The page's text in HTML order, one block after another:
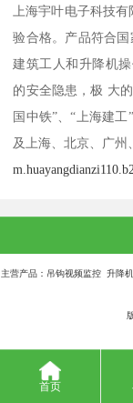
上海宇叶电子科技
验合格。产品符合国
建筑工人和升降机
的安全隐患，极 大
国中铁”、“上海建
及上海、北京、广州
主营产品：吊钩视频监控 升降
首页